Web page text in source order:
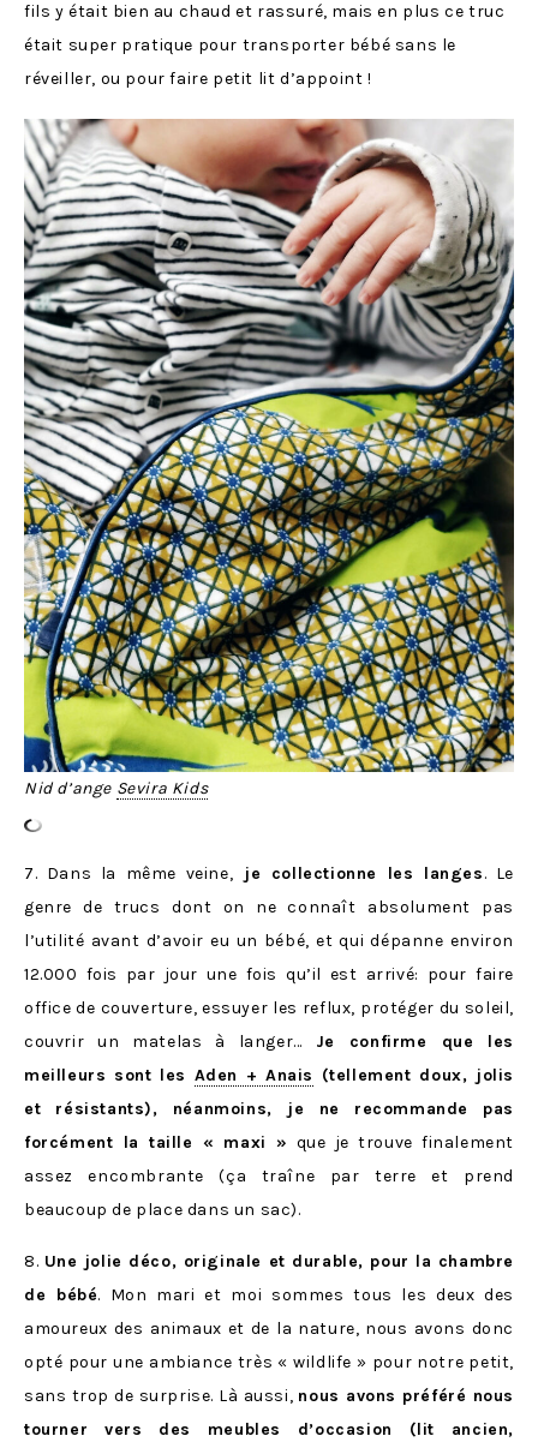
fils y était bien au chaud et rassuré, mais en plus ce truc
était super pratique pour transporter bébé sans le
réveiller, ou pour faire petit lit d’appoint !
Nid d’ange Sevira Kids
7. Dans la même veine, je collectionne les langes. Le
genre de trucs dont on ne connaît absolument pas
l’utilité avant d’avoir eu un bébé, et qui dépanne environ
12.000 fois par jour une fois qu’il est arrivé: pour faire
office de couverture, essuyer les reflux, protéger du soleil,
couvrir un matelas à langer… Je confirme que les
meilleurs sont les Aden + Anais (tellement doux, jolis
et résistants), néanmoins, je ne recommande pas
forcément la taille « maxi » que je trouve finalement
assez encombrante (ça traîne par terre et prend
beaucoup de place dans un sac).
8. Une jolie déco, originale et durable, pour la chambre
de bébé. Mon mari et moi sommes tous les deux des
amoureux des animaux et de la nature, nous avons donc
opté pour une ambiance très « wildlife » pour notre petit,
sans trop de surprise. Là aussi, nous avons préféré nous
tourner vers des meubles d’occasion (lit ancien,